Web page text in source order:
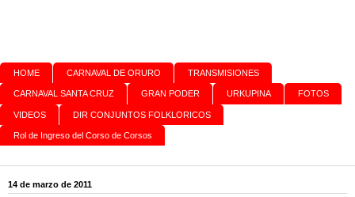
HOME CARNAVAL DE ORURO TRANSMISIONES
CARNAVAL SANTA CRUZ GRAN PODER URKUPINA FOTOS
VIDEOS DIR CONJUNTOS FOLKLORICOS
Rol de Ingreso del Corso de Corsos
14 de marzo de 2011